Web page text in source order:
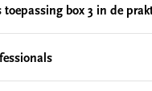
toepassing box 3 in de